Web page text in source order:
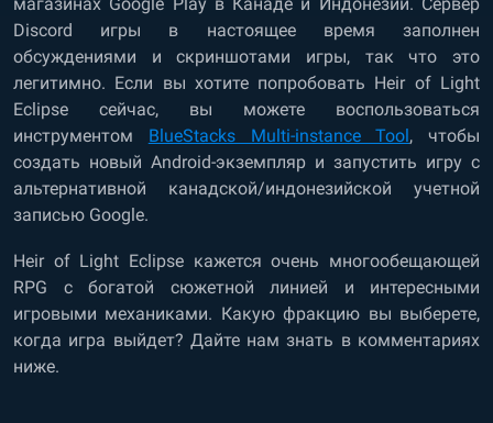
Discord игры в настоящее время заполнен
обсуждениями и скриншотами игры, так что это
легитимно. Если вы хотите попробовать Heir of Light
Eclipse сейчас, вы можете воспользоваться
инструментом BlueStacks Multi-instance Tool, чтобы
создать новый Android-экземпляр и запустить игру с
альтернативной канадской/индонезийской учетной
записью Google.
Heir of Light Eclipse кажется очень многообещающей
RPG с богатой сюжетной линией и интересными
игровыми механиками. Какую фракцию вы выберете,
когда игра выйдет? Дайте нам знать в комментариях
ниже.